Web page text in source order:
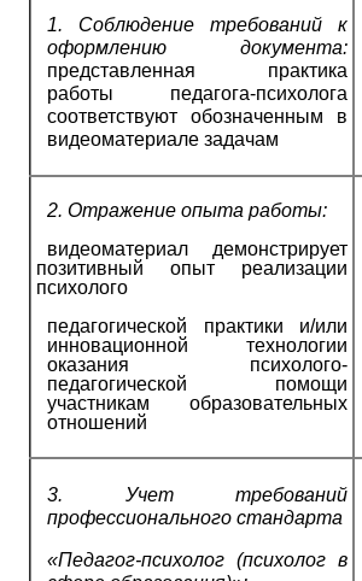
1. Соблюдение требований к
оформлению документа:
представленная практика
работы педагога-психолога
соответствуют обозначенным в
видеоматериале задачам
2.Отражение опыта работы:
видеоматериал демонстрирует
позитивный опыт реализации
психолого­
педагогической практики и/или
инновационной технологии
оказания психолого­
педагогической помощи
участникам образовательных
отношений
3. Учет требований
профессионального стандарта
«Педагог-психолог (психолог в